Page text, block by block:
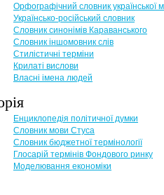
Орфографічний словник української
Українсько-російський словник
Словник синонімів Караванського
Словник іншомовник слів
Стилістичні терміни
Крилаті вислови
Власні імена людей
Енциклопедія політичної думки
Словник мови Стуса
Словник бюджетної термінології
Глосарій термінів Фондового ринку
Моделювання економіки